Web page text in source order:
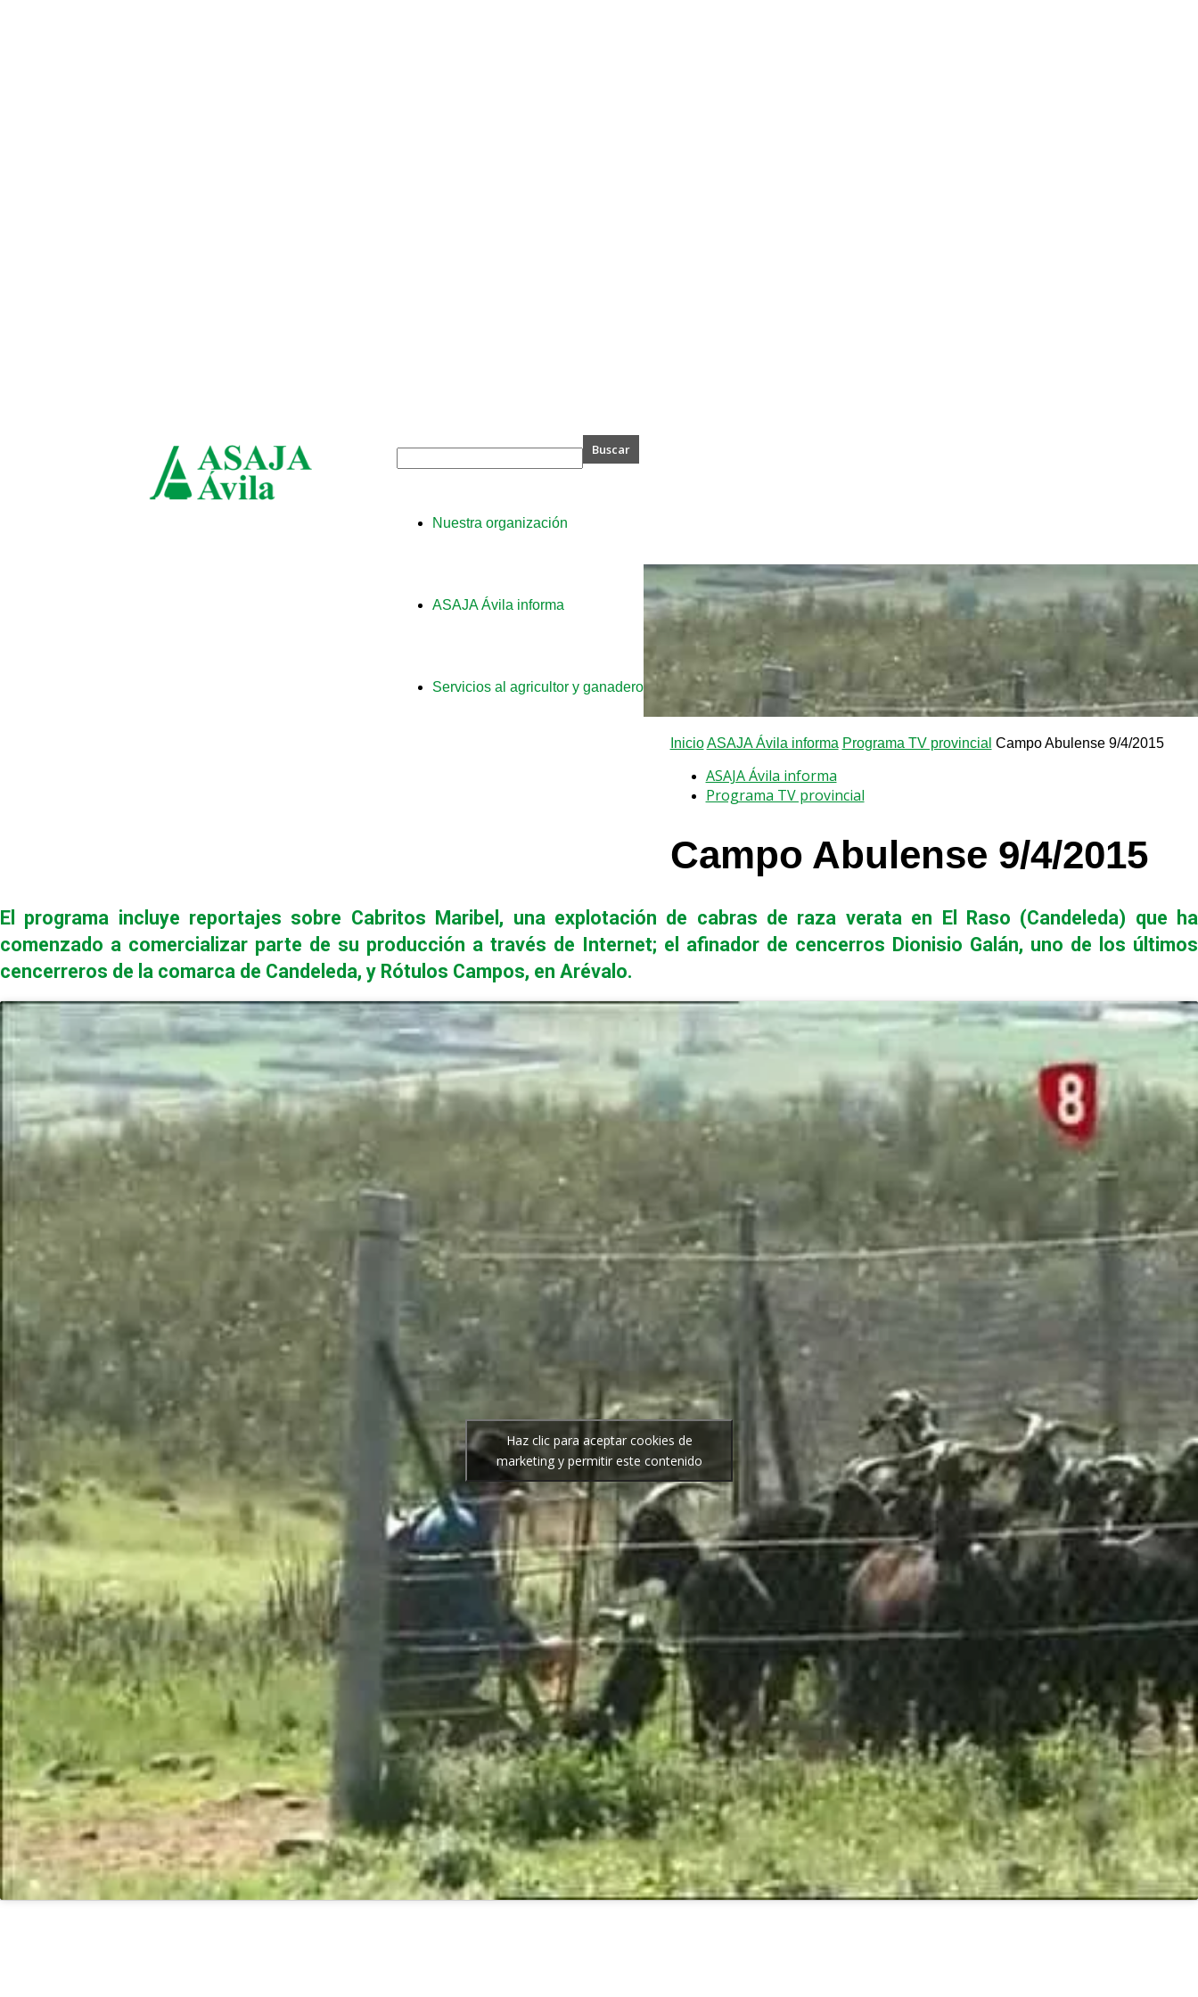
Nuestra organización
ASAJA Ávila informa
Servicios al agricultor y ganadero
Inicio ASAJA Ávila informa Programa TV provincial Campo Abulense 9/4/2015
ASAJA Ávila informa
Programa TV provincial
Campo Abulense 9/4/2015
El programa incluye reportajes sobre Cabritos Maribel, una explotación de cabras de raza verata en El Raso (Candeleda) que ha
comenzado a comercializar parte de su producción a través de Internet; el afinador de cencerros Dionisio Galán, uno de los últimos
cencerreros de la comarca de Candeleda, y Rótulos Campos, en Arévalo.
Haz clic para aceptar cookies de
marketing y permitir este contenido